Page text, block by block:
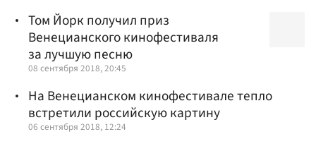
Том Йорк получил приз
Венецианского кинофестиваля
за лучшую песню
08 сентября 2018, 20:45
На Венецианском кинофестивале тепло
встретили российскую картину
06 сентября 2018, 12:24